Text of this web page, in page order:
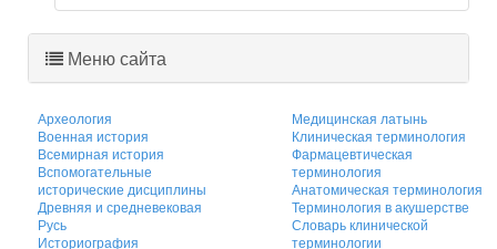
Меню сайта
Археология
Военная история
Всемирная история
Вспомогательные
исторические дисциплины
Древняя и средневековая
Русь
Историография
Медицинская латынь
Клиническая терминология
Фармацевтическая
терминология
Анатомическая терминология
Терминология в акушерстве
Словарь клинической
терминологии